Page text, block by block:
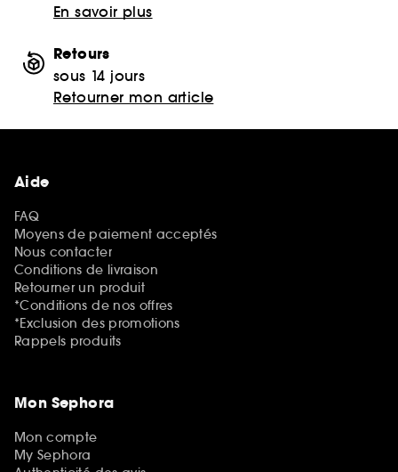
En savoir plus
Retours
sous 14 jours
Retourner mon article
Aide
FAQ
Moyens de paiement acceptés
Nous contacter
Conditions de livraison
Retourner un produit
*Conditions de nos offres
*Exclusion des promotions
Rappels produits
Mon Sephora
Mon compte
My Sephora